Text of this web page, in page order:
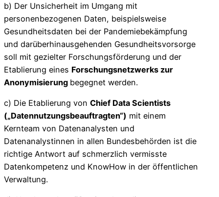
b) Der Unsicherheit im Umgang mit
personenbezogenen Daten, beispielsweise
Gesundheitsdaten bei der Pandemiebekämpfung
und darüberhinausgehenden Gesundheitsvorsorge
soll mit gezielter Forschungsförderung und der
Etablierung eines Forschungsnetzwerks zur
Anonymisierung begegnet werden.
c) Die Etablierung von Chief Data Scientists
(„Datennutzungsbeauftragten“) mit einem
Kernteam von Datenanalysten und
Datenanalystinnen in allen Bundesbehörden ist die
richtige Antwort auf schmerzlich vermisste
Datenkompetenz und KnowHow in der öffentlichen
Verwaltung.